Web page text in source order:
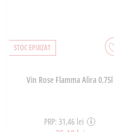
STOC EPUIZAT
Vin Rose Flamma Alira 0.75l
PRP: 31,46 lei